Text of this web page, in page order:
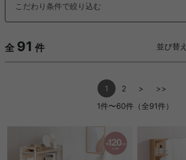
こだわり条件で絞り込む
全 91 件 並び替え
1 2 >
>>
1件〜60件（全91件）